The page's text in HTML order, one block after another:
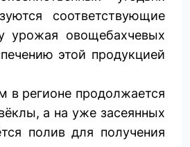
соответствующие
урожая овощебахчевых
этой продукцией
в регионе продолжается
а на уже засеянных
полив для получения